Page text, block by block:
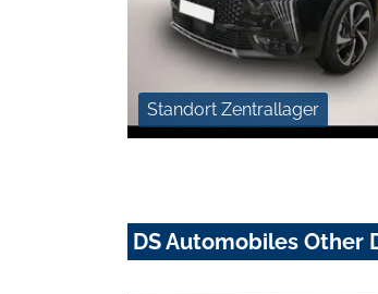
Standort Zentrallager
DS Automobiles Other